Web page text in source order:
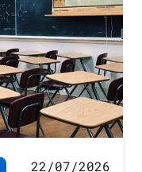
22/07/2026